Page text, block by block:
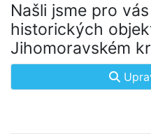
Našli jsme pro vás
historických
Jihomoravském